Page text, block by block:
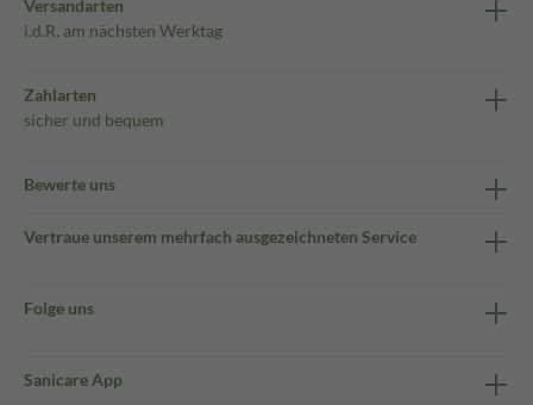
Versandarten
i.d.R. am nächsten Werktag
Zahlarten
sicher und bequem
Bewerte uns
Vertraue unserem mehrfach ausgezeichneten Service
Folge uns
Sanicare App